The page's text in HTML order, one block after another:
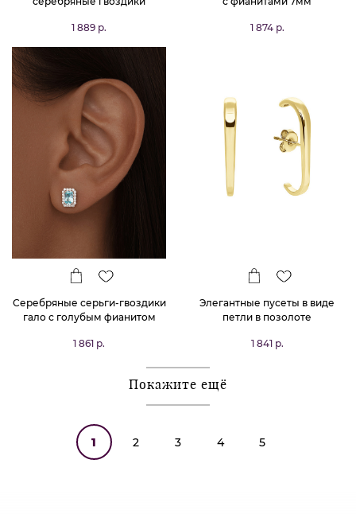
1 889 р.
1 874 р.
Серебряные серьги-гвоздики
гало с голубым фианитом
1 861 р.
Элегантные пусеты в виде
петли в позолоте
1 841 р.
Покажите ещё
1 2 3 4 5